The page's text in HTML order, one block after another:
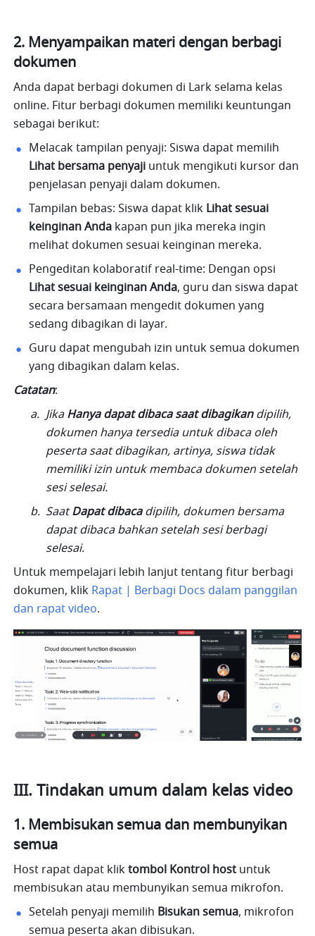
2. Menyampaikan materi dengan berbagi
dokumen
Anda dapat berbagi dokumen di Lark selama kelas
online. Fitur berbagi dokumen memiliki keuntungan
sebagai berikut:
Lihat bersama penyaji untuk mengikuti kursor dan
penjelasan penyaji dalam dokumen.
Tampilan bebas: Siswa dapat klik Lihat sesuai
keinginan Anda kapan pun jika mereka ingin
melihat dokumen sesuai keinginan mereka.
Lihat sesuai keinginan Anda, guru dan siswa dapat
secara bersamaan mengedit dokumen yang
sedang dibagikan di layar.
Guru dapat mengubah izin untuk semua dokumen
yang dibagikan dalam kelas.
Catatan:
Jika Hanya dapat dibaca saat dibagikan dipilih,
dokumen hanya tersedia untuk dibaca oleh
peserta saat dibagikan, artinya, siswa tidak
memiliki izin untuk membaca dokumen setelah
sesi selesai.
Saat Dapat dibaca dipilih, dokumen bersama
dapat dibaca bahkan setelah sesi berbagi
selesai.
Untuk mempelajari lebih lanjut tentang fitur berbagi
dokumen, klik Rapat | Berbagi Docs dalam panggilan
dan rapat video.
III. Tindakan umum dalam kelas video
1. Membisukan semua dan membunyikan
semua
Host rapat dapat klik tombol Kontrol host untuk
membisukan atau membunyikan semua mikrofon.
Setelah penyaji memilih Bisukan semua, mikrofon
semua peserta akan dibisukan.